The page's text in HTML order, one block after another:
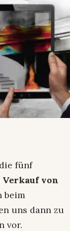
fünf
Verkauf von
beim
uns dann zu
vor.